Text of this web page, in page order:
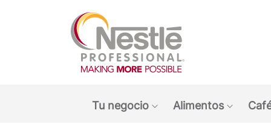
Tu negocio
Show submenu: Tu
Alimentos
Show